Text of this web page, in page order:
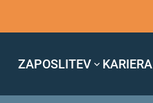
ZAPOSLITEV KARIERA